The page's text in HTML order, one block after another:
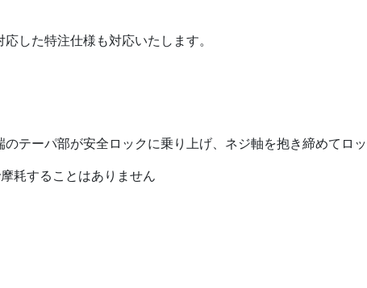
した特注仕様も対応いたします。
テーパ部が安全ロックに乗り上げ、ネジ軸を抱き締めてロ
耗することはありません